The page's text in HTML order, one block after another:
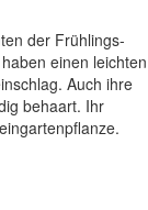
der Frühlings-
einen leichten
Auch ihre
behaart. Ihr